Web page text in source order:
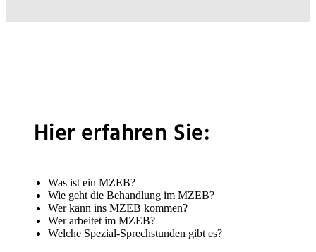
Hier erfahren Sie:
Was ist ein MZEB?
Wie geht die Behandlung im MZEB?
Wer kann ins MZEB kommen?
Wer arbeitet im MZEB?
Welche Spezial-Sprechstunden gibt es?